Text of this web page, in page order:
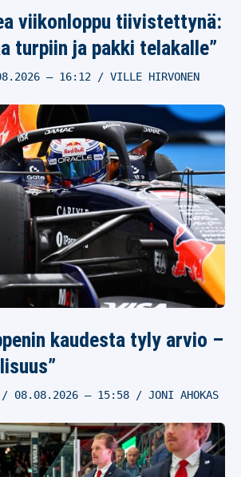
viikonloppu tiivistettynä:
turpiin ja pakki telakalle”
– 16:12 VILLE HIRVONEN
kaudesta tyly arvio –
08.08.2026 – 15:58 JONI AHOKAS